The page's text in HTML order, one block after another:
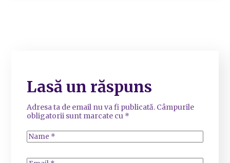
Lasă un răspuns
Adresa ta de email nu va fi publicată. Câmpurile
obligatorii sunt marcate cu *